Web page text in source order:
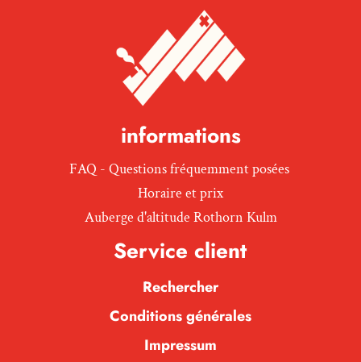
informations
FAQ - Questions fréquemment posées
Horaire et prix
Auberge d'altitude Rothorn Kulm
Service client
Rechercher
Conditions générales
Impressum